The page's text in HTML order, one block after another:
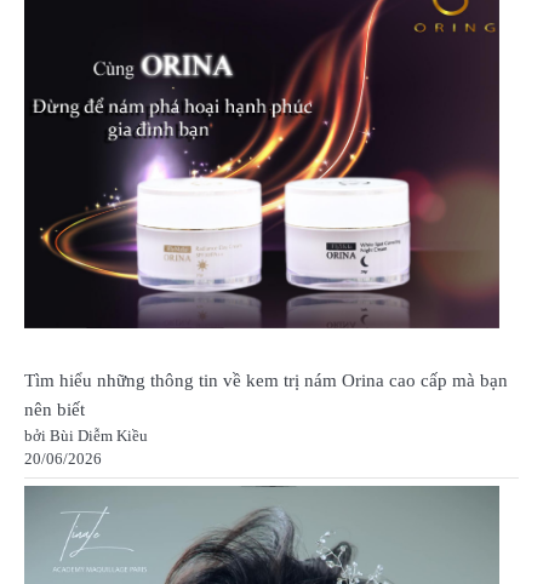
Tìm hiểu những thông tin về kem trị nám Orina cao cấp mà bạn
nên biết
bởi Bùi Diễm Kiều
20/06/2026